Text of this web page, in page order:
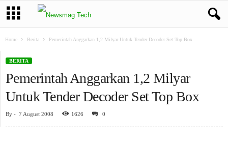
Home Berita Pemerintah Anggarkan 1,2 Milyar Untuk Tender Decoder Set Top Box
BERITA
Pemerintah Anggarkan 1,2 Milyar
Untuk Tender Decoder Set Top Box
By - 7 August 2008 1626 0